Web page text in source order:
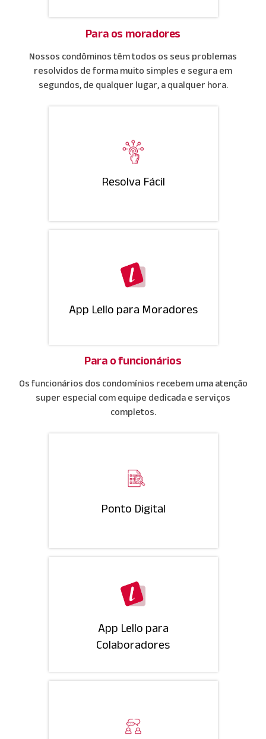
Para os moradores
Nossos condôminos têm todos os seus problemas
resolvidos de forma muito simples e segura em
segundos, de qualquer lugar, a qualquer hora.
Resolva Fácil
App Lello para Moradores
Para o funcionários
Os funcionários dos condomínios recebem uma atenção
super especial com equipe dedicada e serviços
completos.
Ponto Digital
App Lello para
Colaboradores